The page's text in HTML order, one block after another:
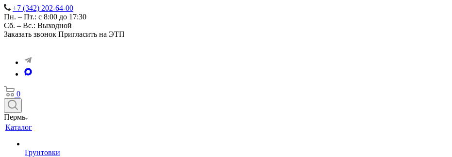
+7 (342) 202-64-00
Пн. – Пт.: с 8:00 до 17:30
Сб. – Вс.: Выходной
Заказать звонок Пригласить на ЭТП
0
Пермь
Каталог
Грунтовки